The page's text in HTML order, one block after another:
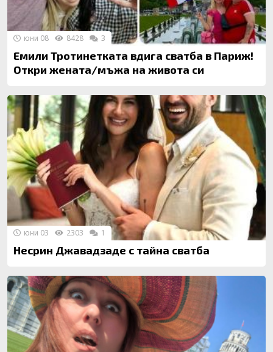
Емили Тротинетката вдига сватба в Париж!
Откри жената/мъжа на живота си
юни 08 8428 3
Несрин Джавадзаде с тайна сватба
юни 03 2303 1